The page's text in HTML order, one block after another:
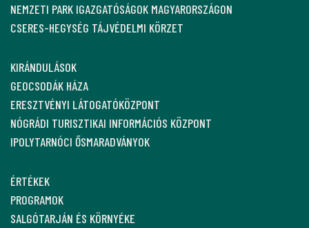
NEMZETI PARK IGAZGATÓSÁGOK MAGYARORSZÁGON
CSERES-HEGYSÉG TÁJVÉDELMI KÖRZET
KIRÁNDULÁSOK
GEOCSODÁK HÁZA
ERESZTVÉNYI LÁTOGATÓKÖZPONT
NÓGRÁDI TURISZTIKAI INFORMÁCIÓS KÖZPONT
IPOLYTARNÓCI ŐSMARADVÁNYOK
ÉRTÉKEK
PROGRAMOK
SALGÓTARJÁN ÉS KÖRNYÉKE